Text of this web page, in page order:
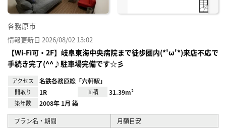
各務原市
情報更新日 2026/08/02 13:02
【Wi-Fi可・2F】岐阜東海中央病院まで徒歩圏内(*'ω'*)来店不応で
手続き完了(^^♪駐車場完備です☆彡
アクセス 名鉄各務原線「六軒駅」
間取り 1R 面積 31.39m²
築年数 2008年 1月 築
プラン名・期間 月額目安